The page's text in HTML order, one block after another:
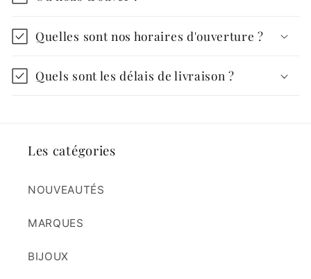
Quelles sont nos horaires d'ouverture ?
Quels sont les délais de livraison ?
Les catégories
NOUVEAUTÉS
MARQUES
BIJOUX